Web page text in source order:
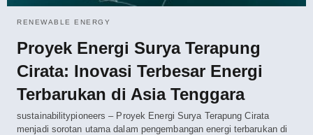
RENEWABLE ENERGY
Proyek Energi Surya Terapung
Cirata: Inovasi Terbesar Energi
Terbarukan di Asia Tenggara
sustainabilitypioneers – Proyek Energi Surya Terapung Cirata
menjadi sorotan utama dalam pengembangan energi terbarukan di